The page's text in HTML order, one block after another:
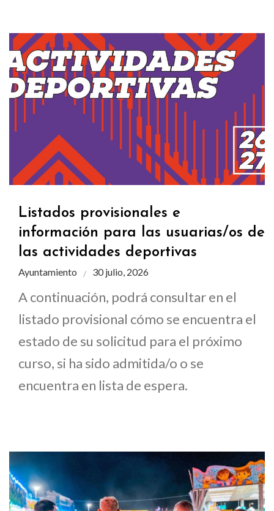
Listados provisionales e
información para las usuarias/os de
las actividades deportivas
Ayuntamiento 30 julio, 2026
A continuación, podrá consultar en el
listado provisional cómo se encuentra el
estado de su solicitud para el próximo
curso, si ha sido admitida/o o se
encuentra en lista de espera.